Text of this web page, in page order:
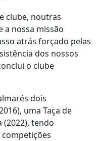
clube, noutras
a nossa missão
atrás forçado pelas
dos nossos
o clube
dois
uma Taça de
(2022), tendo